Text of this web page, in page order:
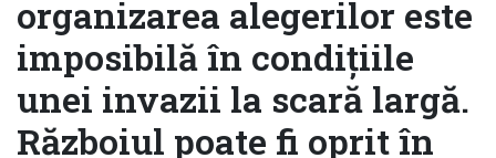
organizarea alegerilor este
imposibilă în condițiile
unei invazii la scară largă.
Războiul poate fi oprit în